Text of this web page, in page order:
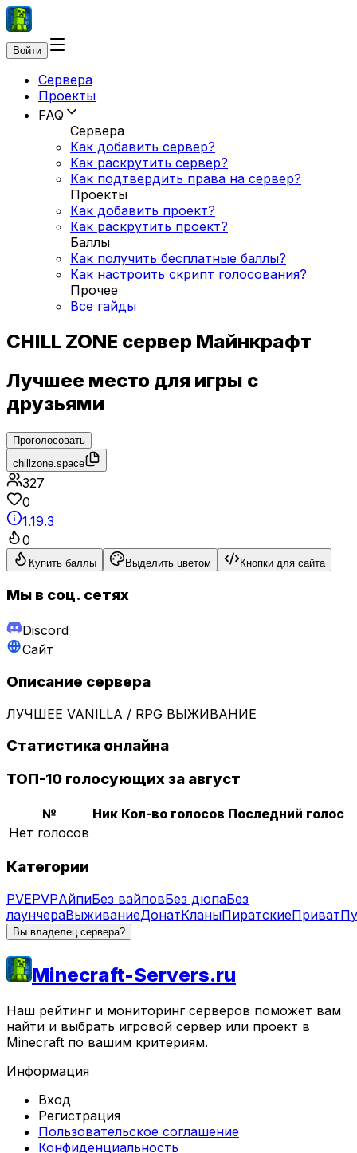
Войти
Сервера
Проекты
FAQ
Сервера
Как добавить сервер?
Как раскрутить сервер?
Как подтвердить права на сервер?
Проекты
Как добавить проект?
Как раскрутить проект?
Баллы
Как получить бесплатные баллы?
Как настроить скрипт голосования?
Прочее
Все гайды
CHILL ZONE сервер Майнкрафт
Лучшее место для игры с
друзьями
Проголосовать
chillzone.space
327
0
1.19.3
0
Купить баллы Выделить цветом Кнопки для сайта
Мы в соц. сетях
Discord
Сайт
Описание сервера
ЛУЧШЕЕ VANILLA / RPG ВЫЖИВАНИЕ
Статистика онлайна
ТОП-10 голосующих за август
№ Ник Кол-во голосов Последний голос
Нет голосов
Категории
PVEPVPАйпиБез вайповБез дюпаБез
лаунчераВыживаниеДонатКланыПиратскиеПриват
Вы владелец сервера?
Minecraft-Servers.ru
Наш рейтинг и мониторинг серверов поможет вам
найти и выбрать игровой сервер или проект в
Minecraft по вашим критериям.
Информация
Вход
Регистрация
Пользовательское соглашение
Конфиденциальность